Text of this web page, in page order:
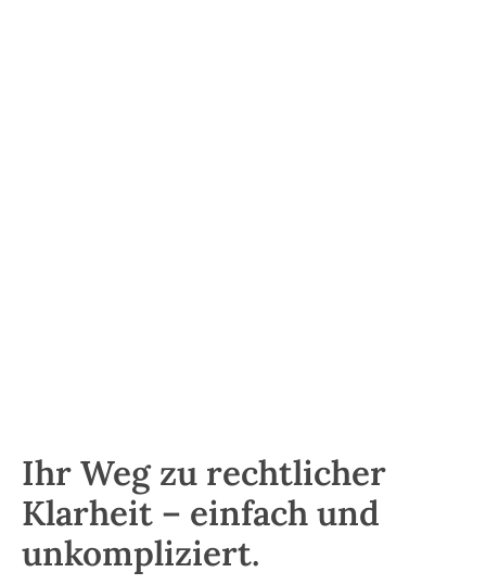
Ihr Weg zu rechtlicher
Klarheit – einfach und
unkompliziert.